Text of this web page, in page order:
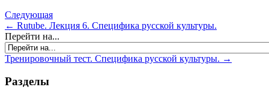
Следующая
← Rutube. Лекция 6. Специфика русской культуры.
Перейти на...
Тренировочный тест. Специфика русской культуры. →
Разделы